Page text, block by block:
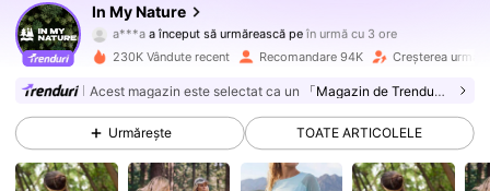
In My Nature
a***aa început să urmărească pe
h***e navighează
4,82
217K Urmăritori
4,82 217K Urmăritori
230K Vândute recent Recomandare 94K Creșterea
Acest magazin este selectat ca un 「Magazin de Trenduri」
Urmărește TOATE ARTICOLELE